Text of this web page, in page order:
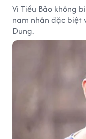
Vi Tiểu Bảo không
nam nhân đặc biệt
Dung.